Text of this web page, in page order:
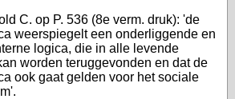
C. op P. 536 (8e verm. druk): 'de
weerspiegelt een onderliggende en
logica, die in alle levende
worden teruggevonden en dat de
ook gaat gelden voor het sociale